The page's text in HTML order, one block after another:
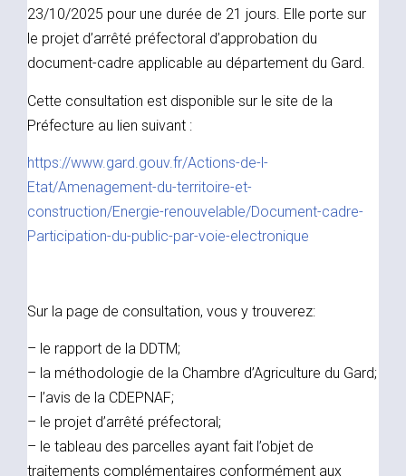
23/10/2025 pour une durée de 21 jours. Elle porte sur
le projet d’arrêté préfectoral d’approbation du
document-cadre applicable au département du Gard.
Cette consultation est disponible sur le site de la
Préfecture au lien suivant :
https://www.gard.gouv.fr/Actions-de-l-
Etat/Amenagement-du-territoire-et-
construction/Energie-renouvelable/Document-cadre-
Participation-du-public-par-voie-electronique
Sur la page de consultation, vous y trouverez:
– le rapport de la DDTM;
– la méthodologie de la Chambre d’Agriculture du Gard;
– l’avis de la CDEPNAF;
– le projet d’arrêté préfectoral;
– le tableau des parcelles ayant fait l’objet de
traitements complémentaires conformément aux